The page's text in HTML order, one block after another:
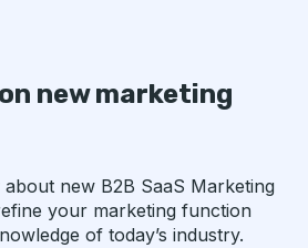
new marketing
new B2B SaaS Marketing
your marketing function
of today’s industry.